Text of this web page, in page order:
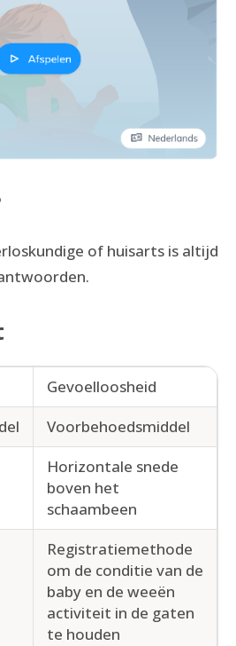
of huisarts is altijd
Gevoelloosheid
Voorbehoedsmiddel
Horizontale snede
boven het
schaambeen
Registratiemethode
om de conditie van de
baby en de weeën
activiteit in de gaten
te houden